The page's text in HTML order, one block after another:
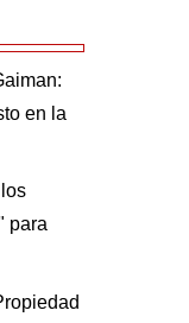
en la
para